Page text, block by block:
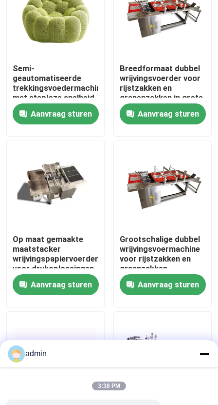
Thuis
Video's
Fabriekstocht
Kwaliteitscontrole
Nieuws
Gevallen
Semi-
geautomatiseerde
trekkingsvoedermachine
met staploze snelheid
met CIJ-beugel
Aanvraag sturen
Breedformaat dubbel
wrijvingsvoerder voor
rijstzakken en
granenzakken in grote
maten
Aanvraag sturen
Op maat gemaakte
maatstacker
wrijvingspapiervoerder
voor drukoplossingen
Aanvraag sturen
Grootschalige dubbel
wrijvingsvoermachine
voor rijstzakken en
graanzakken
Aanvraag sturen
admin
3:38 PM